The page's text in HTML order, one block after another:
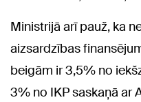
Ministrijā arī pauž, ka
aizsardzības
beigām ir 3,5% no
3% no IKP saskaņā ar